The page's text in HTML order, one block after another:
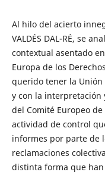
Al hilo del acierto
VALDÉS DAL-RÉ, se
contextual asentado
Europa de los
querido tener la Unión
y con la interpretación
del Comité Europeo
actividad de control
informes por parte de
reclamaciones
distinta forma que